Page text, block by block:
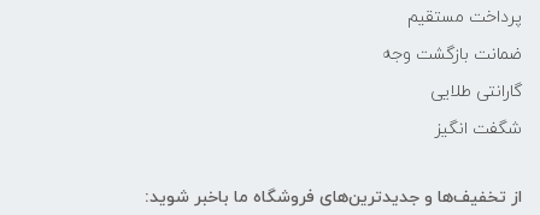
محتوای ارائه شده می­شود.)
پرداخت مستقیم
ضمانت بازگشت وجه
گارانتی طلایی
شگفت انگیز
از تخفیف‌ها و جدیدترین‌های فروشگاه ما باخبر شوید: